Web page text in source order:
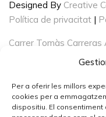
Per a oferir les millors
cookies per a
dispositiu. El
Designed By Creative
Política de privacitat |
Carrer Tomàs Carreras